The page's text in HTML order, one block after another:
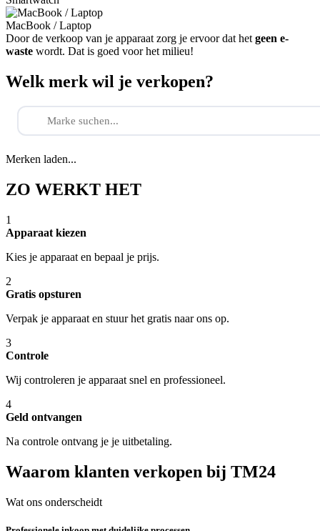
MacBook / Laptop
Door de verkoop van je apparaat zorg je ervoor dat het geen e-
waste wordt. Dat is goed voor het milieu!
Welk merk wil je verkopen?
Merken laden...
ZO WERKT HET
1
Apparaat kiezen
Kies je apparaat en bepaal je prijs.
2
Gratis opsturen
Verpak je apparaat en stuur het gratis naar ons op.
3
Controle
Wij controleren je apparaat snel en professioneel.
4
Geld ontvangen
Na controle ontvang je je uitbetaling.
Waarom klanten verkopen bij TM24
Wat ons onderscheidt